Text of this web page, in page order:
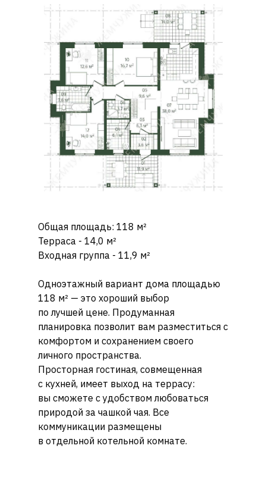
Общая площадь: 118 м²
Терраса - 14,0 м²
Входная группа - 11,9 м²
Одноэтажный вариант дома площадью
118 м² — это хороший выбор
по лучшей цене. Продуманная
планировка позволит вам разместиться с
комфортом и сохранением своего
личного пространства.
Просторная гостиная, совмещенная
с кухней, имеет выход на террасу:
вы сможете с удобством любоваться
природой за чашкой чая. Все
коммуникации размещены
в отдельной котельной комнате.